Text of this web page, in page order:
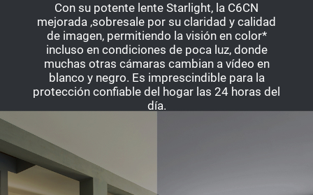
Con su potente lente Starlight, la C6CN
mejorada ,sobresale por su claridad y calidad
de imagen, permitiendo la visión en color*
incluso en condiciones de poca luz, donde
muchas otras cámaras cambian a vídeo en
blanco y negro. Es imprescindible para la
protección confiable del hogar las 24 horas del
día.